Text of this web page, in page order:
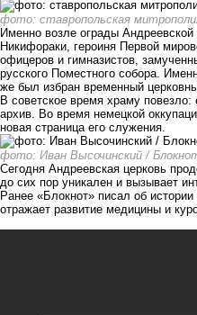
фото: ставропольская
Именно возле ограды
Никифораки, героиня Первой
офицеров и гимназистов,
русского Поместного собора.
же был избран временный
В советское время храму
архив. Во время немецкой
новая страница его служения.
фото: Иван Высочинский /
Сегодня Андреевская церковь
до сих пор уникален и вызывает
Ранее «Блокнот» писал об
отражает развитие медицины и